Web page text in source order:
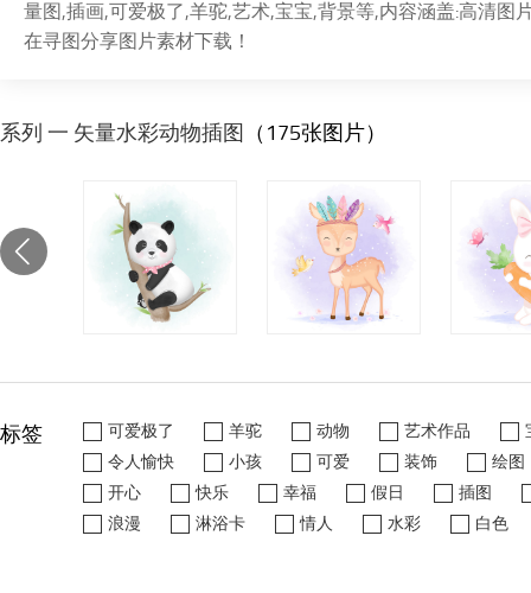
量图,插画,可爱极了,羊驼,艺术,宝宝,背景等,内容涵盖:高清
在寻图分享图片素材下载！
系列 一 矢量水彩动物插图 （175张图片）
标签 可爱极了 羊驼 动物 艺术作品
令人愉快
小孩 可爱 装饰
绘图
开心
快乐 幸福 假日
插图
浪漫
淋浴卡 情人 水彩 白色